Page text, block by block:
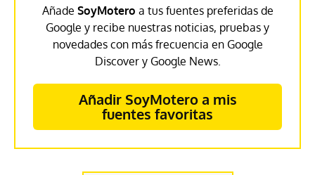
Añade SoyMotero a tus fuentes preferidas de
Google y recibe nuestras noticias, pruebas y
novedades con más frecuencia en Google
Discover y Google News.
Añadir SoyMotero a mis
fuentes favoritas